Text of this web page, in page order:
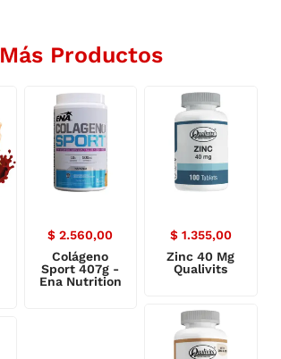
Más Productos
$ 2.560,00
Colágeno
Sport 407g -
Ena Nutrition
$1.355,00
Zinc 40 Mg
Qualivits